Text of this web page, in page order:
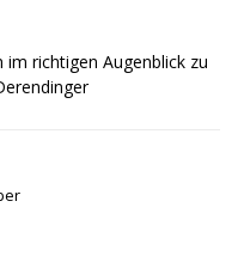
richtigen Augenblick zu